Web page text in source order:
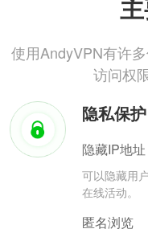
使用AndyVPN有许
访问权
隐私保护
隐藏IP地址
可以隐藏用
在线活动。
匿名浏览